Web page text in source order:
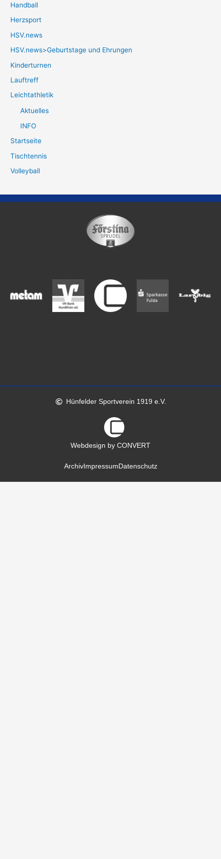
Handball
Herzsport
HSV.news
HSV.news>Geburtstage und Ehrungen
Kinderturnen
Lauftreff
Leichtathletik
Aktuelles
INFO
Startseite
Tischtennis
Volleyball
Hünfelder Sportverein 1919 e.V.
Webdesign by CONVERT
ArchivImpressum Datenschutz